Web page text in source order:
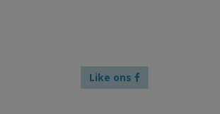
Like ons